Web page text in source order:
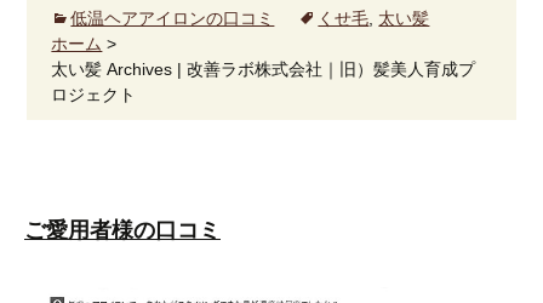
低温ヘアアイロンの口コミ くせ毛 太い髪
ホーム >
太い髪 Archives | 改善ラボ株式会社｜旧）髪美人育成プ
ロジェクト
ご愛用者様の口コミ